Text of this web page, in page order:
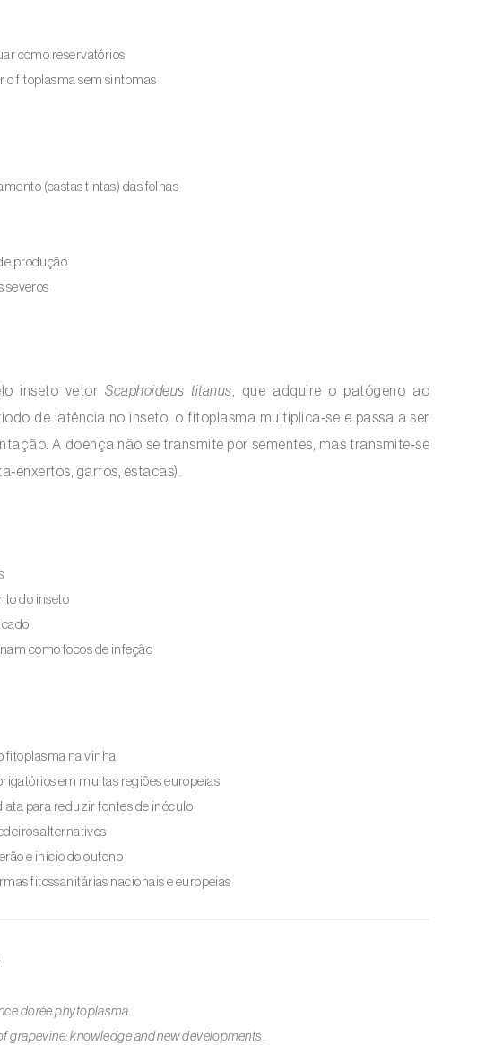
como reservatórios
o fitoplasma sem sintomas
(castas tintas) das folhas
produção
severos
inseto vetorScaphoideus titanus , que adquire o patógeno ao
de latência no inseto, o fitoplasma multiplica‑se e passa a ser
A doença não se transmite por sementes, mas transmite‑se
garfos, estacas).
do inseto
como focos de infeção
fitoplasma na vinha
em muitas regiões europeias
para reduzir fontes de inóculo
alternativos
e início do outono
fitossanitárias nacionais e europeias
dorée phytoplasma
grapevine: knowledge and new developments